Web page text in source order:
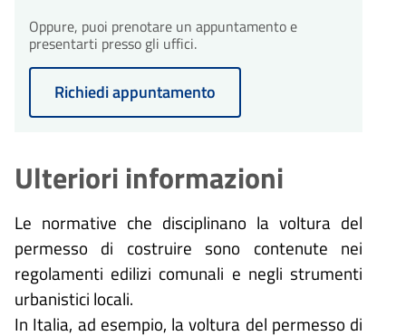
Oppure, puoi prenotare un appuntamento e
presentarti presso gli uffici.
Richiedi appuntamento
Ulteriori informazioni
Le normative che disciplinano la voltura del
permesso di costruire sono contenute nei
regolamenti edilizi comunali e negli strumenti
urbanistici locali.
In Italia, ad esempio, la voltura del permesso di